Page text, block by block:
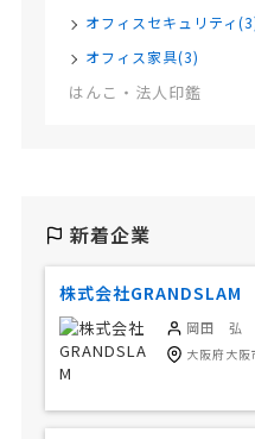
オフィスセキュリティ
オフィス家具(3)
はんこ・法人印鑑
新着企業
株式会社GRANDSLAM
岡田 弘
大阪府大